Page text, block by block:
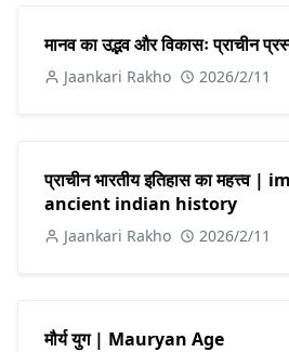
मानव का उद्भव और विकासः प्राचीन
Jaankari Rakho 2026/2/11
प्राचीन भारतीय इतिहास का महत्त्व
ancient indian history
Jaankari Rakho 2026/2/11
मौर्य युग | Mauryan Age